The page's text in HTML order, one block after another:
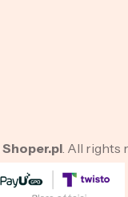
Shoper.pl . All rights